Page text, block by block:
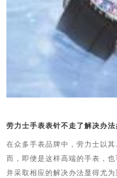
劳力士手表表针不走了解决办法
在众多手表品牌中，劳力士以
而，即便是这样高端的手表，
并采取相应的解决办法显得尤